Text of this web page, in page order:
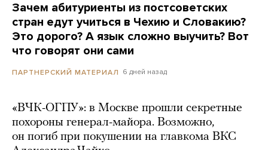
Зачем абитуриенты из постсоветских
стран едут учиться в Чехию и Словакию?
Это дорого? А язык сложно выучить? Вот
что говорят они сами
ПАРТНЕРСКИЙ МАТЕРИАЛ 6 дней назад
«ВЧК-ОГПУ»: в Москве прошли секретные
похороны генерал-майора. Возможно,
он погиб при покушении на главкома ВКС